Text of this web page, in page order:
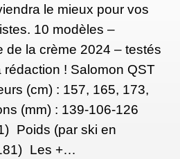
le mieux pour vos
10 modèles –
de la crème 2024 – testés
! Salomon QST
(cm) : 157, 165, 173,
(mm) : 139-106-126
Poids (par ski en
Les +…